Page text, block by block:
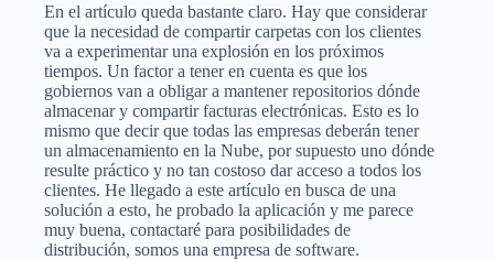
En el artículo queda bastante claro. Hay que considerar
que la necesidad de compartir carpetas con los clientes
va a experimentar una explosión en los próximos
tiempos. Un factor a tener en cuenta es que los
gobiernos van a obligar a mantener repositorios dónde
almacenar y compartir facturas electrónicas. Esto es lo
mismo que decir que todas las empresas deberán tener
un almacenamiento en la Nube, por supuesto uno dónde
resulte práctico y no tan costoso dar acceso a todos los
clientes. He llegado a este artículo en busca de una
solución a esto, he probado la aplicación y me parece
muy buena, contactaré para posibilidades de
distribución, somos una empresa de software.